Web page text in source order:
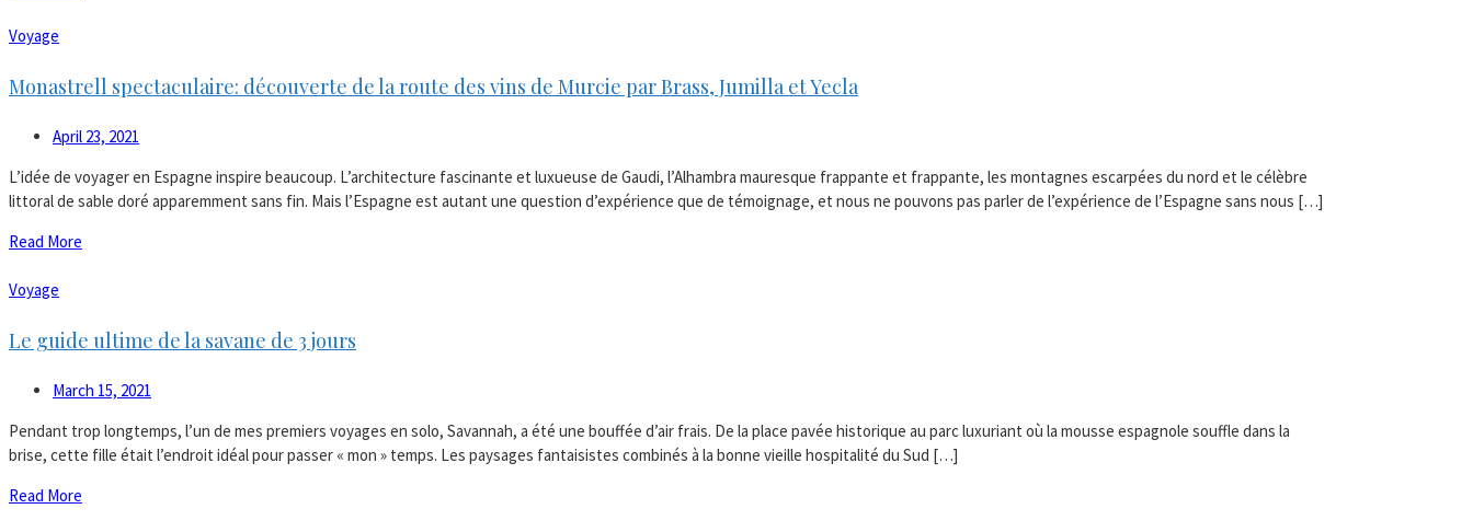
Voyage
Monastrell spectaculaire: découverte de la route des vins de Murcie par Brass, Jumilla et Yecla
April 23, 2021
L’idée de voyager en Espagne inspire beaucoup. L’architecture fascinante et luxueuse de Gaudi, l’Alhambra mauresque frappante et frappante, les montagnes escarpées du nord et le célèbre
littoral de sable doré apparemment sans fin. Mais l’Espagne est autant une question d’expérience que de témoignage, et nous ne pouvons pas parler de l’expérience de l’Espagne sans nous […]
Read More
Voyage
Le guide ultime de la savane de 3 jours
March 15, 2021
Pendant trop longtemps, l’un de mes premiers voyages en solo, Savannah, a été une bouffée d’air frais. De la place pavée historique au parc luxuriant où la mousse espagnole souffle dans la
brise, cette fille était l’endroit idéal pour passer « mon » temps. Les paysages fantaisistes combinés à la bonne vieille hospitalité du Sud […]
Read More